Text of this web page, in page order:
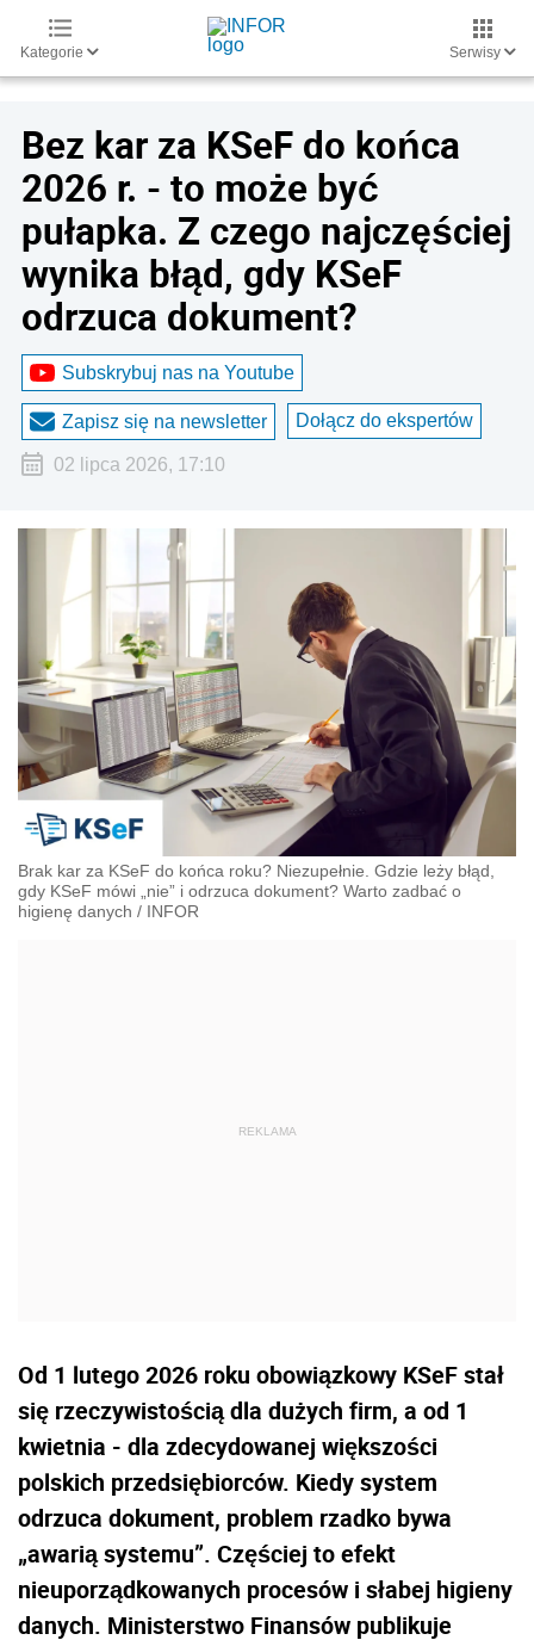
Kategorie Serwisy
Bez kar za KSeF do końca
2026 r. - to może być
pułapka. Z czego najczęściej
wynika błąd, gdy KSeF
odrzuca dokument?
Subskrybuj nas na Youtube
Zapisz się na newsletter Dołącz do ekspertów
02 lipca 2026, 17:10
Brak kar za KSeF do końca roku? Niezupełnie. Gdzie leży błąd,
gdy KSeF mówi „nie” i odrzuca dokument? Warto zadbać o
higienę danych / INFOR
Od 1 lutego 2026 roku obowiązkowy KSeF stał
się rzeczywistością dla dużych firm, a od 1
kwietnia - dla zdecydowanej większości
polskich przedsiębiorców. Kiedy system
odrzuca dokument, problem rzadko bywa
„awarią systemu”. Częściej to efekt
nieuporządkowanych procesów i słabej higieny
danych. Ministerstwo Finansów publikuje